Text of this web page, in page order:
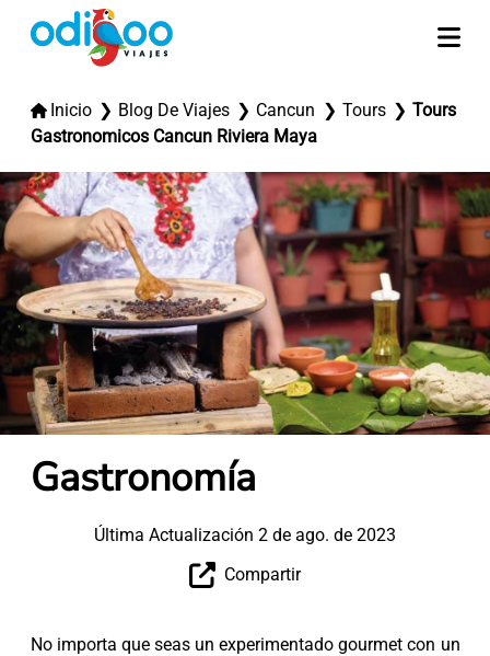
Inicio Blog De Viajes Cancun Tours
Tours
Gastronomicos Cancun Riviera Maya
Gastronomía
Última Actualización 2 de ago. de 2023
Compartir
No importa que seas un experimentado gourmet con un